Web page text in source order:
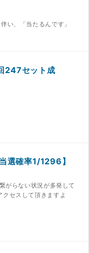
い、「当たるんです」
247セット成
選確率1/1296】
がらない状況が多発して
セスして頂きますよ